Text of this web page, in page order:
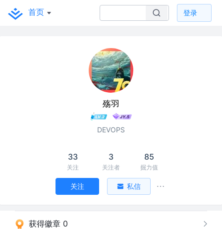
首页 登录
殇羽
DEVOPS
33
关注
3
关注者
85
掘力值
关注 私信
获得徽章 0